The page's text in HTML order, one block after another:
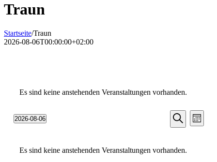
Traun
Startseite/Traun
2026-08-06T00:00:00+02:00
Es sind keine anstehenden Veranstaltungen vorhanden.
Suche
Suche
Monat
2026-08-06
von
Es sind keine anstehenden Veranstaltungen vorhanden.